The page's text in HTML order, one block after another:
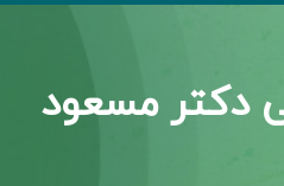
دکتر مسعود